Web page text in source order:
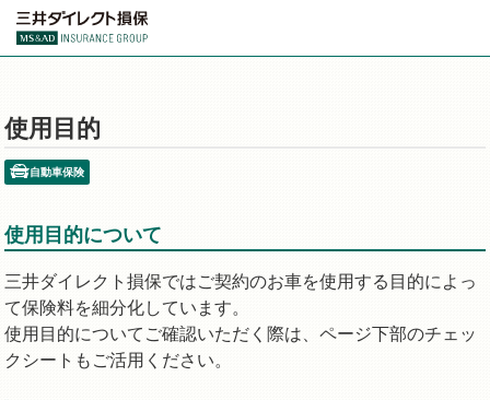
使用目的
自動車保険
使用目的について
三井ダイレクト損保ではご契約のお車を使用する目的によっ
て保険料を細分化しています。
使用目的についてご確認いただく際は、ページ下部のチェッ
クシートもご活用ください。